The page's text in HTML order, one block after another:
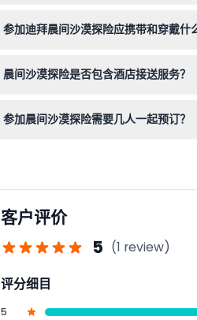
参加迪拜晨间沙漠探险应携带和穿戴什
晨间沙漠探险是否包含酒店接送服务？
参加晨间沙漠探险需要几人一起预订？
客户评价
5 (1 review)
评分细目
5